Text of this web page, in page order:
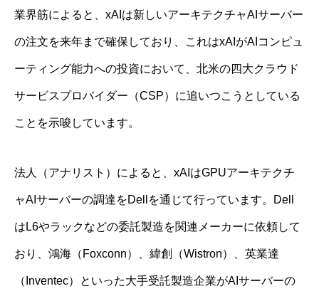
業界筋によると、xAIは新しいアーキテクチャAIサーバー
の注文を来年まで確保しており、これはxAIがAIコンピュ
ーティング能力への投資において、北米の四大クラウド
サービスプロバイダー（CSP）に追いつこうとしている
ことを示唆しています。
法人（アナリスト）によると、xAIはGPUアーキテクチ
ャAIサーバーの調達をDellを通じて行っています。Dell
はL6やラックなどの委託製造を関連メーカーに依頼して
おり、鴻海（Foxconn）、緯創（Wistron）、英業達
（Inventec）といった大手受託製造企業がAIサーバーの